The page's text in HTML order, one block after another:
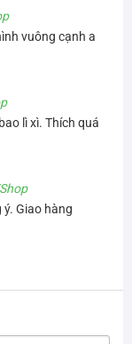
vuông cạnh a
lì xì. Thích quá
Giao hàng